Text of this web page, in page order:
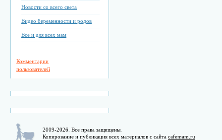
Новости со всего света
Видео беременности и родов
Все и для всех мам
Комментарии
пользователей
2009-2026. Все права защищены.
Копирование и публикация всех материалов с сайта cafemam.ru